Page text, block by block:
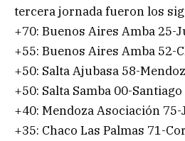
tercera jornada fueron los
+70: Buenos Aires Amba 25-
+55: Buenos Aires Amba 52-
+50: Salta Ajubasa 58-
+50: Salta Samba 00-
+40: Mendoza Asociación
+35: Chaco Las Palmas 71-